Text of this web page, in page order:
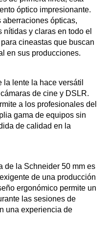
óptico impresionante.
ópticas,
y claras en todo el
cineastas que buscan
en sus producciones.
la lente la hace versátil
de cine y DSLR.
a los profesionales del
gama de equipos sin
de calidad en la
de la Schneider 50 mm es
de una producción
ergonómico permite un
las sesiones de
una experiencia de